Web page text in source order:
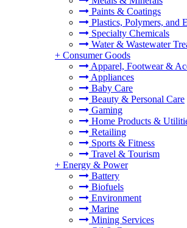
Paints & Coatings
Plastics, Polymers, and
Specialty Chemicals
Water & Wastewater
+ Consumer Goods
Apparel, Footwear &
Appliances
Baby Care
Beauty & Personal Care
Gaming
Home Products &
Retailing
Sports & Fitness
Travel & Tourism
+ Energy & Power
Battery
Biofuels
Environment
Marine
Mining Services